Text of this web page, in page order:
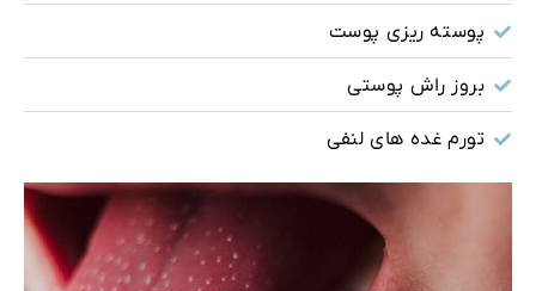
پوسته ریزی پوست
بروز راش پوستی
تورم غده های لنفی